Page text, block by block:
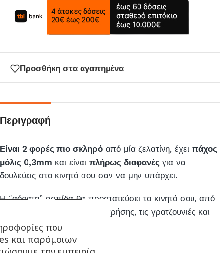
Προσθήκη στα αγαπημένα
Περιγραφή
Είναι 2 φορές πιο σκληρό από μία ζελατίνη, έχει πάχος
μόλις 0,3mm και είναι πλήρως διαφανές για να
δουλεύεις στο κινητό σου σαν να μην υπάρχει.
Η “αόρατη” ασπίδα θα προστατεύσει το κινητό σου, από
τις φθορές της καθημερινής χρήσης, τις γρατζουνιές και
τη σκόνη και τις δαχτυλιές !!!
που
και παρόμοιων